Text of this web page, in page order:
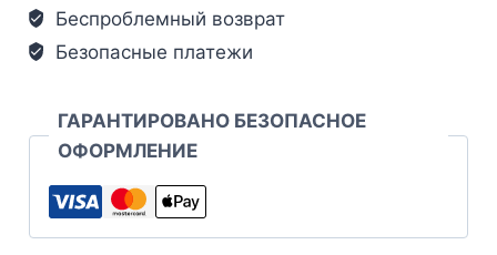
Беспроблемный возврат
Безопасные платежи
ГАРАНТИРОВАНО БЕЗОПАСНОЕ
ОФОРМЛЕНИЕ